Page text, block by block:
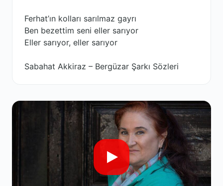
Ferhat’ın kolları sarılmaz gayrı
Ben bezettim seni eller sarıyor
Eller sarıyor, eller sarıyor
Sabahat Akkiraz – Bergüzar Şarkı Sözleri